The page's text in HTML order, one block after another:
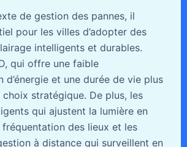
de gestion des pannes, il
pour les villes d’adopter des
intelligents et durables.
qui offre une faible
d’énergie et une durée de vie plus
choix stratégique. De plus, les
qui ajustent la lumière en
des lieux et les
à distance qui surveillent en